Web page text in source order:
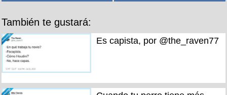
También te gustará:
Es capista, por @the_raven77